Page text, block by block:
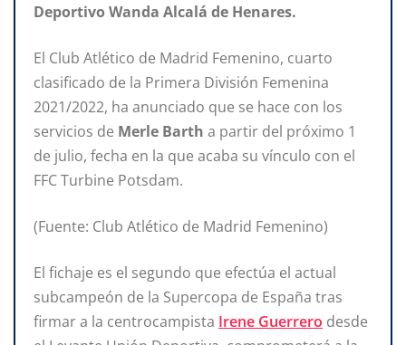
Deportivo Wanda Alcalá de Henares.
El Club Atlético de Madrid Femenino, cuarto
clasificado de la Primera División Femenina
2021/2022, ha anunciado que se hace con los
servicios de Merle Barth a partir del próximo 1
de julio, fecha en la que acaba su vínculo con el
FFC Turbine Potsdam.
(Fuente: Club Atlético de Madrid Femenino)
El fichaje es el segundo que efectúa el actual
subcampeón de la Supercopa de España tras
firmar a la centrocampista Irene Guerrero desde